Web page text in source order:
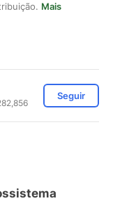
Mais
Seguir